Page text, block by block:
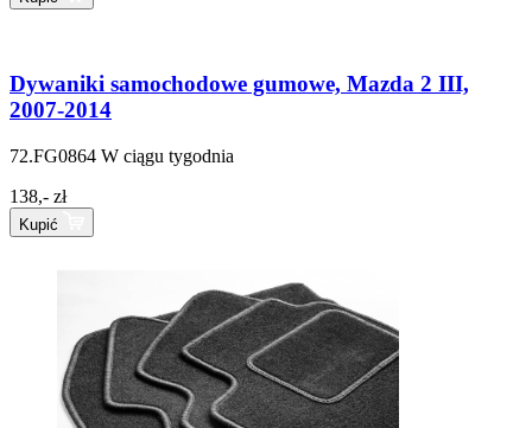
Dywaniki samochodowe gumowe, Mazda 2 III,
2007-2014
72.FG0864 W ciągu tygodnia
138,- zł
Kupić